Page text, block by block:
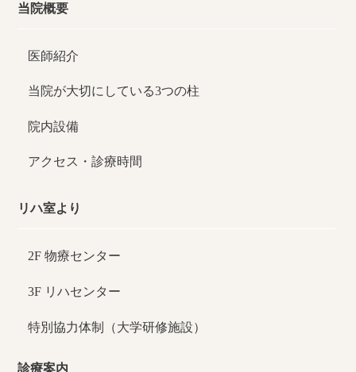
当院概要
医師紹介
当院が大切にしている3つの柱
院内設備
アクセス・診療時間
リハ室より
2F 物療センター
3F リハセンター
特別協力体制（大学研修施設）
診療案内